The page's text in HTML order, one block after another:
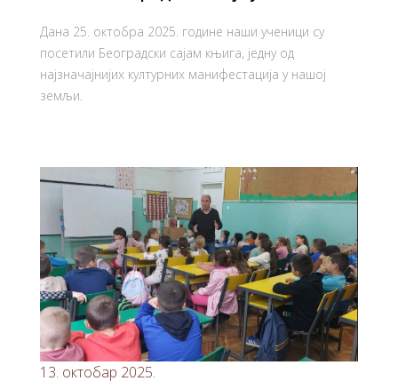
Дана 25. октобра 2025. године наши ученици су
посетили Београдски сајам књига, једну од
најзначајнијих културних манифестација у нашој
земљи.
13. октобар 2025.